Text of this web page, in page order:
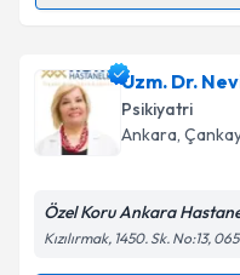
Uzm. Dr. Bülent
oluşturun. Size bu
takvim
Uzm. Dr.
Psikiyatri
Ankara,
Özel Koru Ankara
Kızılırmak, 1450. Sk. No:13,